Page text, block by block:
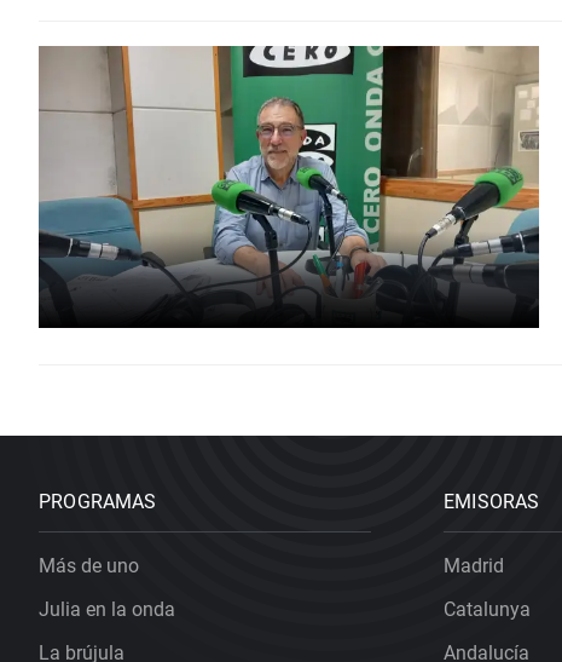
PROGRAMAS
Más de uno
Julia en la onda
La brújula
EMISORAS
Madrid
Catalunya
Andalucía